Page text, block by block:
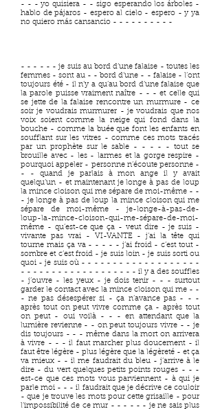
- - - yo quisiera - - sigo esperando los árboles -
hablo de pájaros - espero al cielo - espero - y ya
no quiero más cansancio - - - - - - - - - -
- - - - - - je suis au bord d’une falaise - toutes les
femmes - sont au - - bord d’une - - falaise - l’ont
toujours été - il n’y a qu’au bord d’une falaise que
la parole puisse vraiment naître - - - et celle qui
se jette de la falaise rencontre un murmure - ce
soir je voudrais murmurer - je voudrais que nos
voix soient comme la neige qui fond dans la
bouche - comme la buée que font les enfants en
soufflant sur les vitres - comme ces mots tracés
par un prophète sur le sable - - - - - tout se
brouille avec - les - larmes et la gorge respire -
pourquoi appeler - personne n’écoute personne -
- - quand je parlais à mon ange il y avait
quelqu’un - et maintenant je longe à pas de loup
la mince cloison qui me sépare de moi-même - -
- je longe à pas de loup la mince cloison qui me
sépare de moi-même - je-longe-à-pas-de-
loup-la-mince-cloison-qui-me-sépare-de-moi-
même - qu’est-ce que ça - veut dire - je suis -
vivante pas vrai - VI-VANTE - j’ai la tête qui
tourne mais ça va - - - - - j’ai froid - c’est tout -
sombre et c’est froid - je suis loin - je suis sorti ou
quoi - je suis où - - - - - - - - - - - - - - - - - - -
- - - - - - - - - - - - - - - - - - - il y a des souffles
- j’ouvre - les yeux - je dois tenir - - - surtout
garder le contact avec la mince cloison qui me - -
- ne pas désespérer si - ça n’avance pas - - -
après tout on peut vivre comme ça - après tout
on peut - oui voilà - - - en attendant que la
lumière revienne - - on peut toujours vivre - - je
dis toujours - - - même dans la mort on arrivera
à vivre - - - il faut marcher plus doucement - il
faut être légère - plus légère que la légèreté - et ça
va mieux - - il me faudrait du bleu - j’arrive à le
dire - du vert quelques petits points rouges - - -
est-ce que ces mots vous parviennent - à qui je
parle moi - - - il faudrait que je décrive ce couloir
- que je trouve les mots pour cette grisaille - pour
l’impossibilité de ce mur - - - - - - je ne sais plus